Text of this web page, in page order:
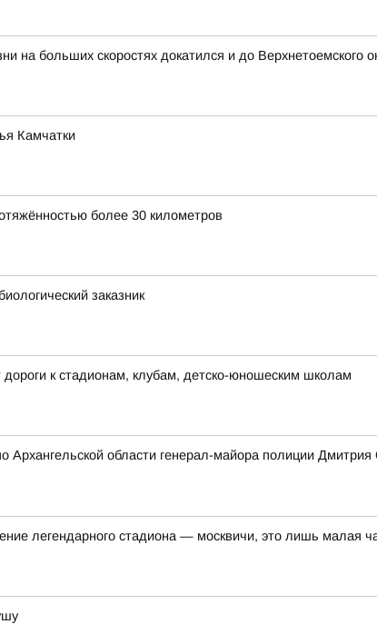
на больших скоростях докатился и до Верхнетоемского
Камчатки
более 30 километров
заказник
к стадионам, клубам, детско-юношеским школам
области генерал-майора полиции
легендарного стадиона — москвичи, это лишь малая